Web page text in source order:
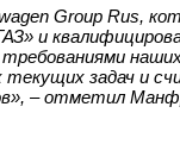
Group Rus,
и
текущих задач и
– отметил